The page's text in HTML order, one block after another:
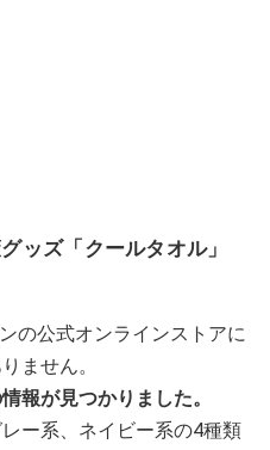
ッズ「クールタオル」
の公式オンラインストアに
ません。
報が見つかりました。
ー系、ネイビー系の4種類